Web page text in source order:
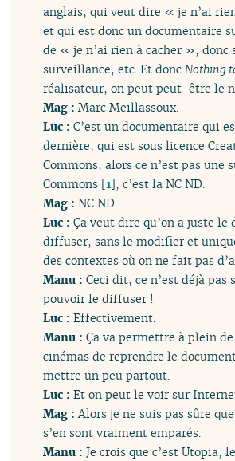
anglais, qui veut dire « je n’ai
et qui est donc un documentaire
de « je n’ai rien à cacher », donc
surveillance, etc. Et doncNothing
réalisateur, on peut peut-être le
Mag :Marc Meillassoux.
Luc :C’est un documentaire qui
dernière, qui est sous licence
Commons, alors ce n’est pas une
Commons [1], c’est la NC ND.
Mag :NC ND.
Luc :Ça veut dire qu’on a juste le
diffuser, sans le modifier et
des contextes où on ne fait pas
Manu :Ceci dit, ce n’est déjà pas
pouvoir le diffuser !
Luc :Effectivement.
Manu :Ça va permettre à plein
cinémas de reprendre le
mettre un peu partout.
Luc :Et on peut le voir sur
Mag :Alors je ne suis pas sûre
s’en sont vraiment emparés.
Manu :Je crois que c’est Utopia,